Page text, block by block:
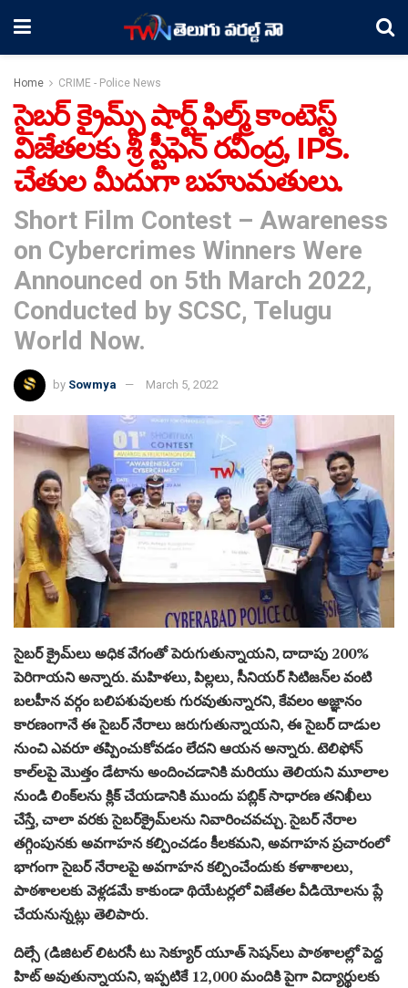
Home CRIME - Police News
సైబర్ క్రైమ్స్ షార్ట్ ఫిల్మ్ కాంటెస్ట్
విజేతలకు శ్రీ స్టీఫెన్ రవీంద్ర, IPS.
చేతుల మీదుగా బహుమతులు.
Short Film Contest – Awareness
on Cybercrimes Winners Were
Announced on 5th March 2022,
Conducted by SCSC, Telugu
World Now.
by Sowmya March 5, 2022
సైబర్‌ క్రైమ్‌లు అధిక వేగంతో పెరుగుతున్నాయని, దాదాపు 200%
పెరిగాయని అన్నారు. మహిళలు, పిల్లలు, సీనియర్‌ సిటిజన్‌ల వంటి
బలహీన వర్గం బలిపశువులకు గురవుతున్నారని, కేవలం అజ్ఞానం
కారణంగానే ఈ సైబర్‌ నేరాలు జరుగుతున్నాయని, ఈ సైబర్‌ దాడుల
నుంచి ఎవరూ తప్పించుకోవడం లేదని ఆయన అన్నారు. టెలిఫోన్
కాల్‌లపై మొత్తం డేటాను అందించడానికి మరియు తెలియని మూలాల
నుండి లింక్‌లను క్లిక్ చేయడానికి ముందు పబ్లిక్ సాధారణ తనిఖీలు
చేస్తే, చాలా వరకు సైబర్‌క్రైమ్‌లను నివారించవచ్చు. సైబర్ నేరాల
తగ్గింపునకు అవగాహన కల్పించడం కీలకమని, అవగాహన ప్రచారంలో
భాగంగా సైబర్ నేరాలపై అవగాహన కల్పించేందుకు కళాశాలలు,
పాఠశాలలకు వెళ్లడమే కాకుండా థియేటర్లలో విజేతల వీడియోలను ప్లే
చేయనున్నట్లు తెలిపారు.
దిల్సే (డిజిటల్ లిటరసీ టు సెక్యూర్ యూత్ సెషన్‌లు పాఠశాలల్లో పెద్ద
హిట్ అవుతున్నాయని, ఇప్పటికే 12,000 మందికి పైగా విద్యార్థులకు